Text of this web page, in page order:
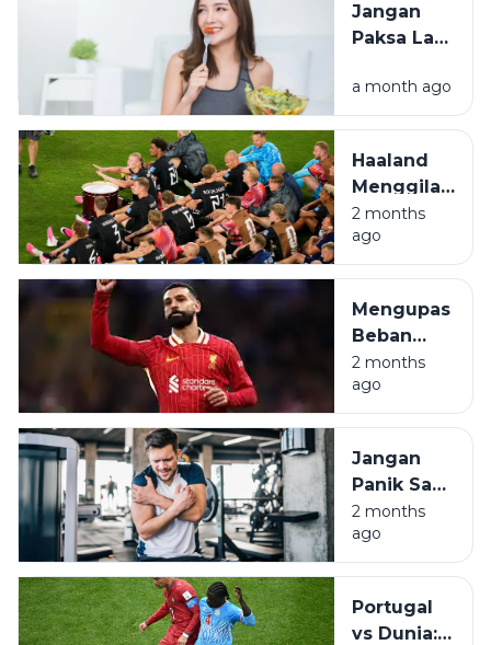
Menjadi
Populer
Jangan
Paksa Lari
Lapar!
Simak
Sarapan
Simpel
a month ago
Haaland
Menggila
di New
Jersey,
Norwegia
Tiket 32
Besar
2 months
ago
Mengupas
Beban
Berat di
Pundak
Mohamed
untuk
Mesir
2 months
ago
Jangan
Panik Saat
Otot Kaku,
Pahami
DOMS
Olahraga
2 months
ago
Portugal
vs Dunia: